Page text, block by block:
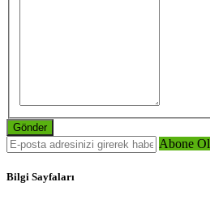
Abone Ol
Bilgi Sayfaları